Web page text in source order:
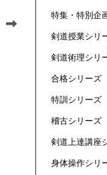
特集・特別企
剣道授業シリ
剣道術理シリ
合格シリーズ
特訓シリーズ
稽古シリーズ
剣道上達講座
身体操作シリ